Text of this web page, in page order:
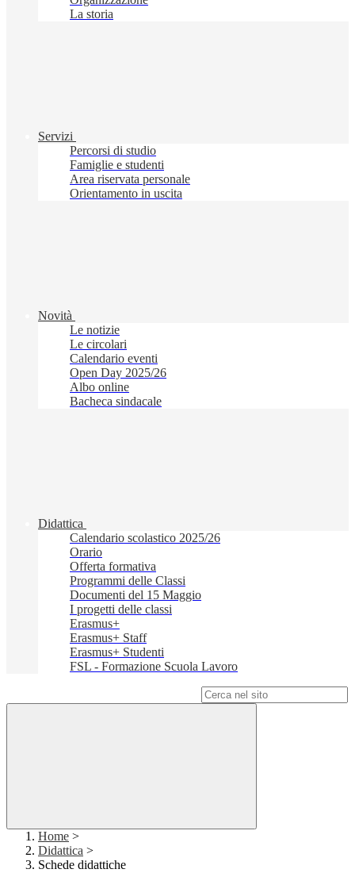
La storia
Servizi
Percorsi di studio
Famiglie e studenti
Area riservata personale
Orientamento in uscita
Novità
Le notizie
Le circolari
Calendario eventi
Open Day 2025/26
Albo online
Bacheca sindacale
Didattica
Calendario scolastico 2025/26
Orario
Offerta formativa
Programmi delle Classi
Documenti del 15 Maggio
I progetti delle classi
Erasmus+
Erasmus+ Staff
Erasmus+ Studenti
FSL - Formazione Scuola Lavoro
Home >
Didattica >
Schede didattiche